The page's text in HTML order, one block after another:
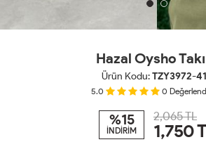
Hazal Oysho
Ürün Kodu:TZY3972-
5.0 0
%15
İNDİRİM
2,065 TL
1,750